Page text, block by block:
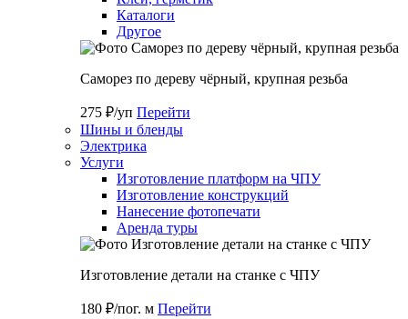
Каталоги
Другое
Саморез по дереву чёрный, крупная резьба
275 ₽/уп Перейти
Шины и бленды
Электрика
Услуги
Изготовление платформ на ЧПУ
Изготовление конструкций
Нанесение фотопечати
Аренда туры
Изготовление детали на станке с ЧПУ
180 ₽/пог. м Перейти